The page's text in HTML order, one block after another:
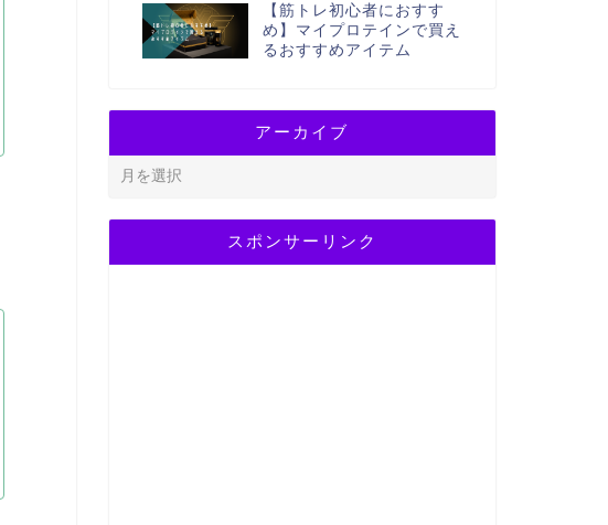
【筋トレ初心者におすす
め】マイプロテインで買え
るおすすめアイテム
アーカイブ
スポンサーリンク